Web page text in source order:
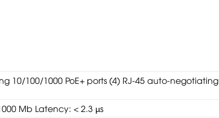
10/100/1000 PoE+ ports (4) RJ-45 auto-negotiating
Mb Latency: < 2.3 µs